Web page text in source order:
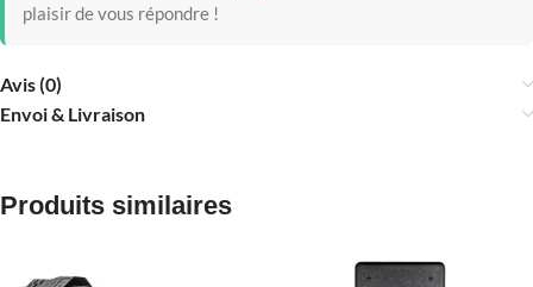
plaisir de vous répondre !
Avis (0)
Envoi & Livraison
Produits similaires